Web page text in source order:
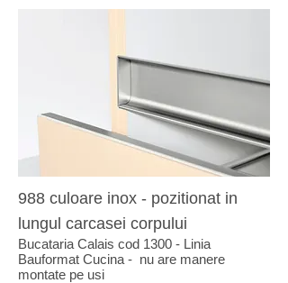
988 culoare inox - pozitionat in
lungul carcasei corpului
Bucataria Calais cod 1300 - Linia
Bauformat Cucina - nu are manere
montate pe usi